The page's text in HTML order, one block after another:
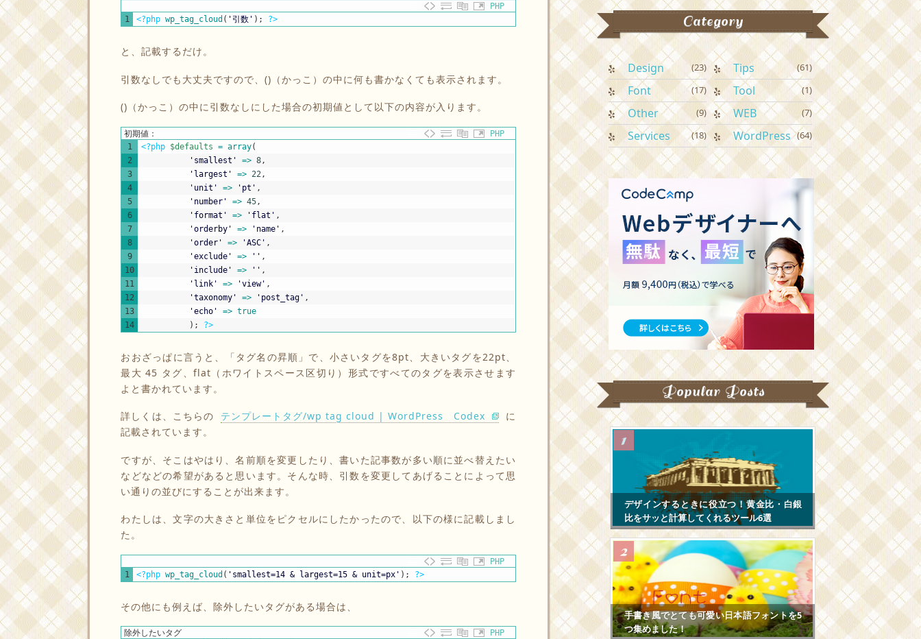
PHP
1
<?php wp_tag_cloud ( '引数' ) ; ?>
と、記載するだけ。
引数なしでも大丈夫ですので、()（かっこ）の中に何も書かなくても表示されます。
()（かっこ）の中に引数なしにした場合の初期値として以下の内容が入ります。
初期値：
PHP
1
2
3
4
5
6
7
8
9
10
11
12
13
14
<?php $defaults = array(
'smallest'
=> 8 ,
'largest'
=> 22 ,
'unit'
=> 'pt' ,
'number'
=> 45 ,
'format'
=> 'flat' ,
'orderby'
=> 'name' ,
'order'
=> 'ASC' ,
'exclude'
=> '' ,
'include'
=> '' ,
'link'
=> 'view' ,
'taxonomy'
=> 'post_tag' ,
'echo'
=> true
) ; ?>
おおざっぱに言うと、「タグ名の昇順」で、小さいタグを8pt、大きいタグを22pt、
最大 45 タグ、flat（ホワイトスペース区切り）形式ですべてのタグを表示させます
よと書かれています。
詳しくは、こちらの テンプレートタグ/wp tag cloud | WordPress Codex
に
記載されています。
ですが、そこはやはり、名前順を変更したり、書いた記事数が多い順に並べ替えたい
などなどの希望があると思います。そんな時、引数を変更してあげることによって思
い通りの並びにすることが出来ます。
わたしは、文字の大きさと単位をピクセルにしたかったので、以下の様に記載しまし
た。
PHP
1
<?php wp_tag_cloud ( 'smallest=14 & largest=15 & unit=px' ) ; ?>
その他にも例えば、除外したいタグがある場合は、
除外したいタグ
PHP
Category
Design (23)
Font (17)
Other (9)
Services (18)
Tips (61)
Tool (1)
WEB (7)
WordPress (64)
Popular Posts
デザインするときに役立つ！黄金比・白銀
比をサッと計算してくれるツール6選
手書き風でとても可愛い日本語フォントを5
つ集めました！